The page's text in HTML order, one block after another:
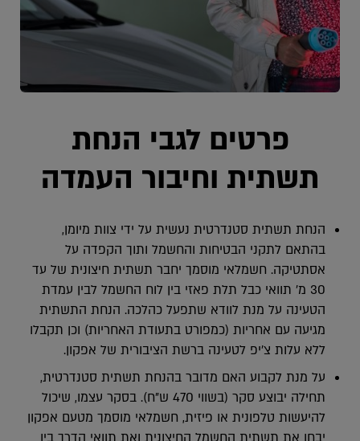
פרטים לגבי הנחת
תשתית וחיבור העמדה
הנחת תשתית סטנדרטית נעשית על ידי צוות מיומן,
בהתאם לתקני הבטיחות והחשמל ותוך הקפדה על
אסתטיקה. חשמלאי מוסמך יחבר תשתית חיצונית של עד
30 מ’ תוואי כבל תלת פאזי בין לוח החשמל לבין עמדת
הטעינה על מנת לוודא שתפעל כהלכה. הנחת התשתית
מגיעה עם אחריות (כמפורט בתעודת האחריות) וכן תקבלו
ללא עלות צ’יפ לטעינה ברשת הציבורית של אפקון.
על מנת לקבוע האם מדובר בהנחת תשתית סטנדרטית,
תחילה יבוצע סקר (בשווי 470 ש”ח). בסקר עצמו, שיכול
להיעשות טלפונית או פיזית, חשמלאי מוסמך מטעם אפקון
יבחן את תשתית החשמל החיצונית ואת תוואי הדרך בין